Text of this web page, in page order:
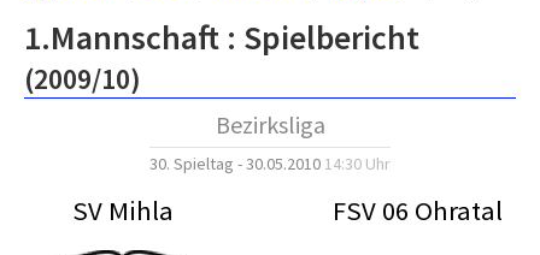
1.Mannschaft : Spielbericht
(2009/10)
Bezirksliga
30. Spieltag - 30.05.2010 14:30 Uhr
SV Mihla FSV 06 Ohratal